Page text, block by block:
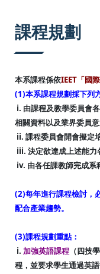
課程規劃
本系課程係依IEET「國
(1)本系課程規劃採下列
i. 由課程及教學委員會
相關資料以及業界委員意
ii. 課程委員會開會擬定
iii. 決定欲達成上述能力
iv. 由各任課教師完成系
(2)每年進行課程檢討，
配合產業趨勢。
(3)課程規劃重點：
i. 加強英語課程 （四技
程，並要求學生通過英